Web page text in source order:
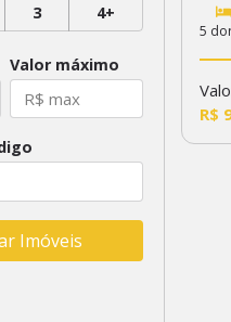
3 4+
Valor máximo
Imóveis
5
R$